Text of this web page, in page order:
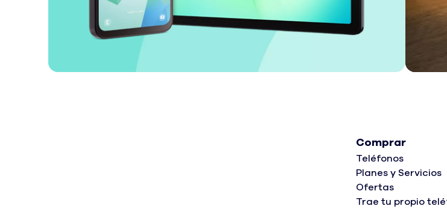
Comprar
Teléfonos
Planes y Servicios
Ofertas
Trae tu propio